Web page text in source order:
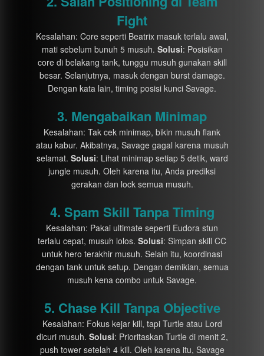
Fight
Kesalahan: Core seperti Beatrix masuk terlalu awal,
mati sebelum bunuh 5 musuh. Solusi: Posisikan
core di belakang tank, tunggu musuh gunakan skill
besar. Selanjutnya, masuk dengan burst damage.
Dengan kata lain, timing posisi kunci Savage.
3. Mengabaikan Minimap
Kesalahan: Tak cek minimap, bikin musuh flank
atau kabur. Akibatnya, Savage gagal karena musuh
selamat. Solusi: Lihat minimap setiap 5 detik, ward
jungle musuh. Oleh karena itu, Anda prediksi
gerakan dan lock semua musuh.
4. Spam Skill Tanpa Timing
Kesalahan: Pakai ultimate seperti Eudora stun
terlalu cepat, musuh lolos. Solusi: Simpan skill CC
untuk hero terakhir musuh. Selain itu, koordinasi
dengan tank untuk setup. Dengan demikian, semua
musuh kena combo untuk Savage.
5. Chase Kill Tanpa Objective
Kesalahan: Fokus kejar kill, tapi Turtle atau Lord
dicuri musuh. Solusi: Prioritaskan Turtle di menit 2,
push tower setelah 4 kill. Oleh karena itu, Savage